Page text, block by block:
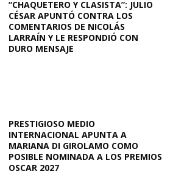
“CHAQUETERO Y CLASISTA”: JULIO
CÉSAR APUNTÓ CONTRA LOS
COMENTARIOS DE NICOLÁS
LARRAÍN Y LE RESPONDIÓ CON
DURO MENSAJE
PRESTIGIOSO MEDIO
INTERNACIONAL APUNTA A
MARIANA DI GIROLAMO COMO
POSIBLE NOMINADA A LOS PREMIOS
OSCAR 2027